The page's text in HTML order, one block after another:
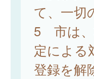
て、一切
5 市は、
定による
登録を解